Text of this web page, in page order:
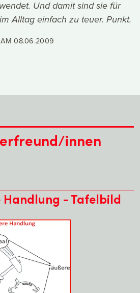
Und damit sind sie für
Alltag einfach zu teuer. Punkt.
AM08.06.2009
innen
- Tafelbild